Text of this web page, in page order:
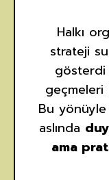
Halkı
strateji
gösterdi
geçmeleri
Bu yönüyle
aslında
ama